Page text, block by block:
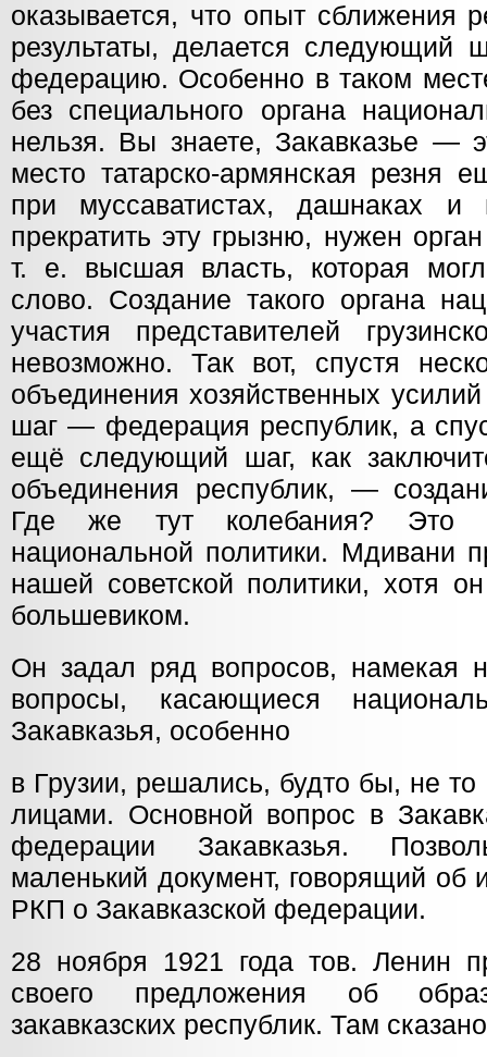
оказывается, что опыт сближения
результаты, делается
федерацию. Особенно в таком
без специального органа
нельзя. Вы знаете, Закавказье —
место татарско-армянская резня
при муссаватистах, дашнаках и
прекратить эту грызню, нужен
т. е. высшая власть, которая
слово. Создание такого органа
участия представителей
невозможно. Так вот, спустя
объединения хозяйственных
шаг — федерация республик, а
ещё следующий шаг, как
объединения республик, —
Где же тут колебания?
национальной политики. Мдивани
нашей советской политики, хотя
большевиком.
Он задал ряд вопросов, намекая
вопросы, касающиеся
Закавказья, особенно
в Грузии, решались, будто бы, не
лицами. Основной вопрос в
федерации Закавказья.
маленький документ, говорящий об
РКП о Закавказской федерации.
28 ноября 1921 года тов. Ленин
своего предложения об
закавказских республик. Там